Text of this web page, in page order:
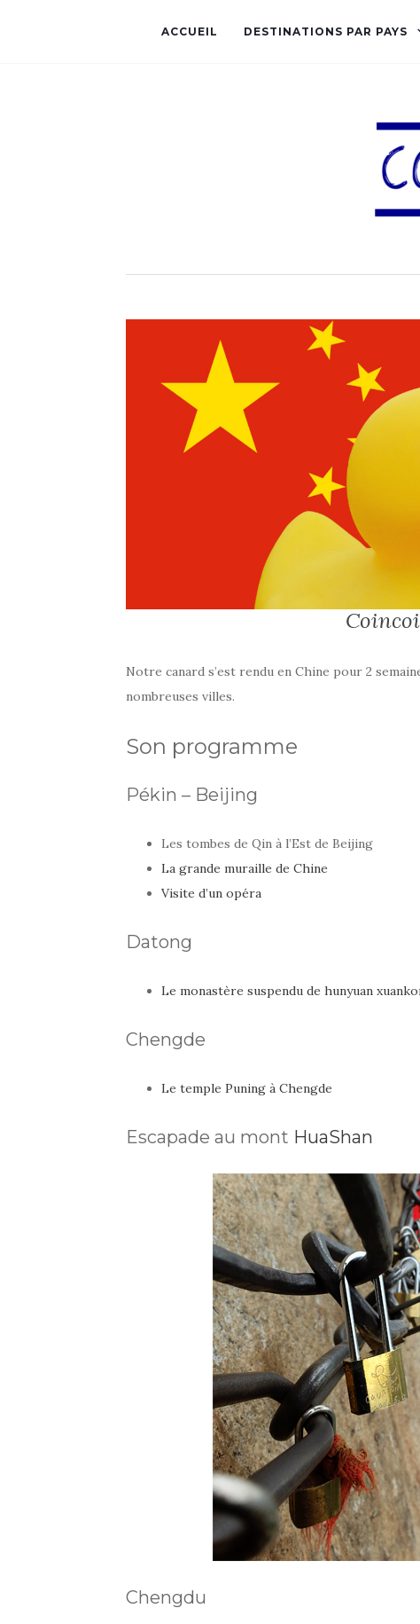
ACCUEIL DESTINATIONS PAR PAYS
Notre canard s’est rendu en Chine pour 2
nombreuses villes.
Son programme
Pékin – Beijing
Les tombes de Qin à l’Est de Beijing
La grande muraille de Chine
Visite d’un opéra
Datong
Le monastère suspendu de hunyuan
Chengde
Le temple Puning à Chengde
Escapade au mont HuaShan
Chengdu